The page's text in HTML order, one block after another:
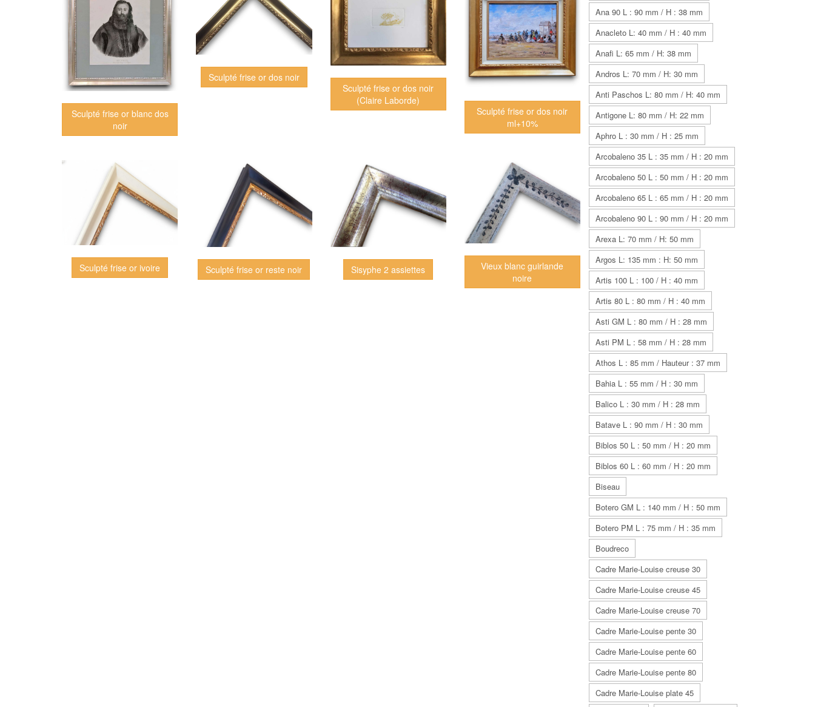
Sculpté frise or blanc dos
noir
Sculpté frise or dos noir
Sculpté frise or dos noir
(Claire Laborde)
Sculpté frise or dos noir
ml+10%
Sculpté frise or ivoire Sculpté frise or reste noir Sisyphe 2 assiettes
Vieux blanc guirlande
noire
Ana 90 L : 90 mm / H : 38 mm
Anacleto L: 40 mm / H : 40 mm
Anafi L: 65 mm / H: 38 mm
Andros L: 70 mm / H: 30 mm
Anti Paschos L: 80 mm / H: 40 mm
Antigone L: 80 mm / H: 22 mm
Aphro L : 30 mm / H : 25 mm
Arcobaleno 35 L : 35 mm / H : 20 mm
Arcobaleno 50 L : 50 mm / H : 20 mm
Arcobaleno 65 L : 65 mm / H : 20 mm
Arcobaleno 90 L : 90 mm / H : 20 mm
Arexa L: 70 mm / H: 50 mm
Argos L: 135 mm : H: 50 mm
Artis 100 L : 100 / H : 40 mm
Artis 80 L : 80 mm / H : 40 mm
Asti GM L : 80 mm / H : 28 mm
Asti PM L : 58 mm / H : 28 mm
Athos L : 85 mm / Hauteur : 37 mm
Bahia L : 55 mm / H : 30 mm
Balico L : 30 mm / H : 28 mm
Batave L : 90 mm / H : 30 mm
Biblos 50 L : 50 mm / H : 20 mm
Biblos 60 L : 60 mm / H : 20 mm
Biseau
Botero GM L : 140 mm / H : 50 mm
Botero PM L : 75 mm / H : 35 mm
Boudreco
Cadre Marie-Louise creuse 30
Cadre Marie-Louise creuse 45
Cadre Marie-Louise creuse 70
Cadre Marie-Louise pente 30
Cadre Marie-Louise pente 60
Cadre Marie-Louise pente 80
Cadre Marie-Louise plate 45